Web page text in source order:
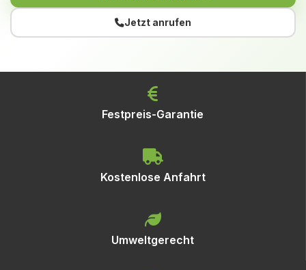
Jetzt anrufen
Festpreis-Garantie
Kostenlose Anfahrt
Umweltgerecht